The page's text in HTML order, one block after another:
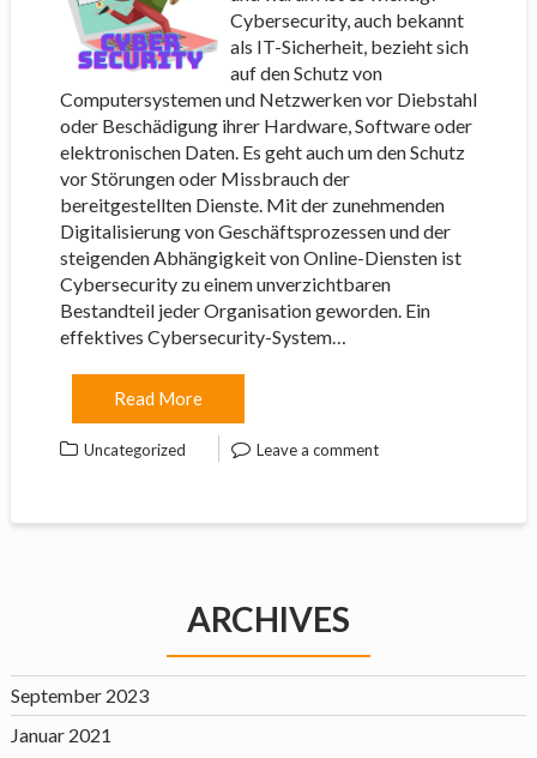
Cybersecurity, auch bekannt
als IT-Sicherheit, bezieht sich
auf den Schutz von
Computersystemen und Netzwerken vor Diebstahl
oder Beschädigung ihrer Hardware, Software oder
elektronischen Daten. Es geht auch um den Schutz
vor Störungen oder Missbrauch der
bereitgestellten Dienste. Mit der zunehmenden
Digitalisierung von Geschäftsprozessen und der
steigenden Abhängigkeit von Online-Diensten ist
Cybersecurity zu einem unverzichtbaren
Bestandteil jeder Organisation geworden. Ein
effektives Cybersecurity-System…
Read More
Uncategorized Leave a comment
ARCHIVES
September 2023
Januar 2021